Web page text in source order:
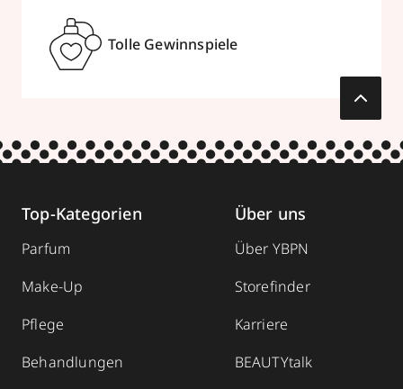
Tolle Gewinnspiele
Top-Kategorien
Parfum
Make-Up
Pflege
Behandlungen
Über uns
Über YBPN
Storefinder
Karriere
BEAUTYtalk